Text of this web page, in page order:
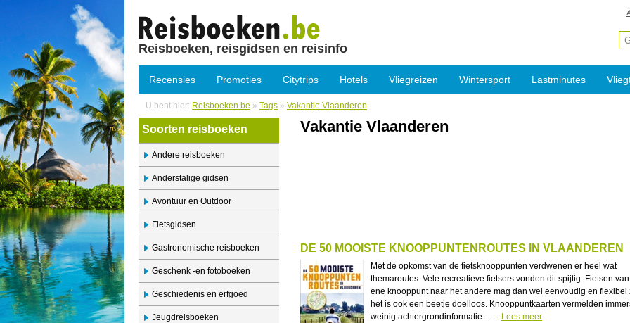
Reisboeken, reisgidsen en reisinfo
Recensies Promoties Citytrips Hotels Vliegreizen Wintersport Lastminutes
U bent hier: Reisboeken.be » Tags » Vakantie Vlaanderen
Soorten reisboeken
Andere reisboeken
Anderstalige gidsen
Avontuur en Outdoor
Fietsgidsen
Gastronomische reisboeken
Geschenk -en fotoboeken
Geschiedenis en erfgoed
Jeugdreisboeken
Vakantie Vlaanderen
DE 50 MOOISTE KNOOPPUNTENROUTES IN VLAANDEREN
Met de opkomst van de fietsknooppunten verdwenen er heel wat
themaroutes. Vele recreatieve fietsers vonden dit spijtig. Fietsen
ene knooppunt naar het andere mag dan wel eenvoudig en flexibel
het is ook een beetje doelloos. Knooppuntkaarten vermelden
weinig achtergrondinformatie ... ... Lees meer